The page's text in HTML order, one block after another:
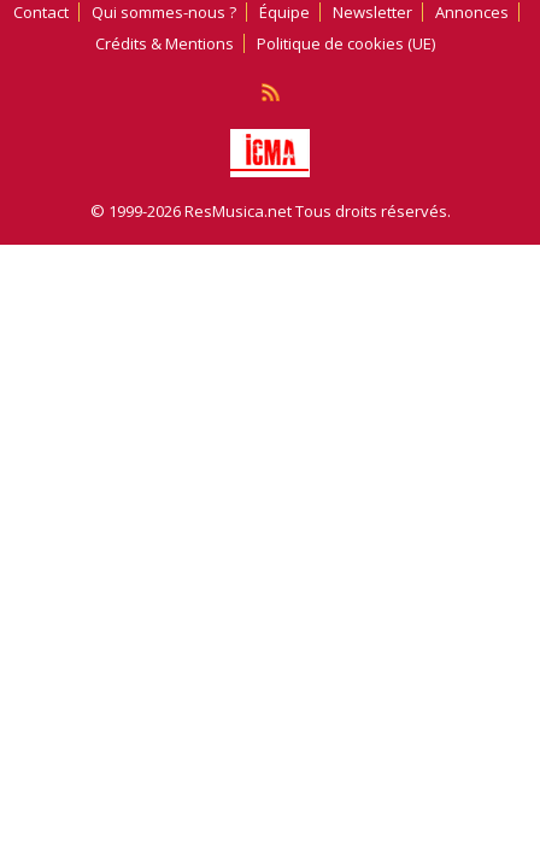
Contact Qui sommes-nous ? Équipe Newsletter
Annonces
Crédits & Mentions
Politique de cookies (UE)
© 1999-2026 ResMusica.net Tous droits réservés.